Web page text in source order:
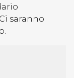
saranno